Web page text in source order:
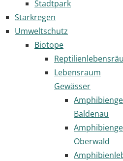
Stadtpark
Starkregen
Umweltschutz
Biotope
Lebensraum
Gewässer
Baldenau
Oberwald